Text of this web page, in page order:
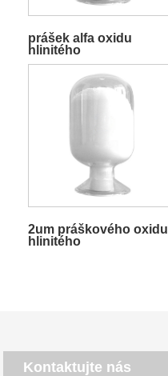
prášek alfa oxidu
hlinitého
2um práškového oxidu
hlinitého
Kontaktujte nás